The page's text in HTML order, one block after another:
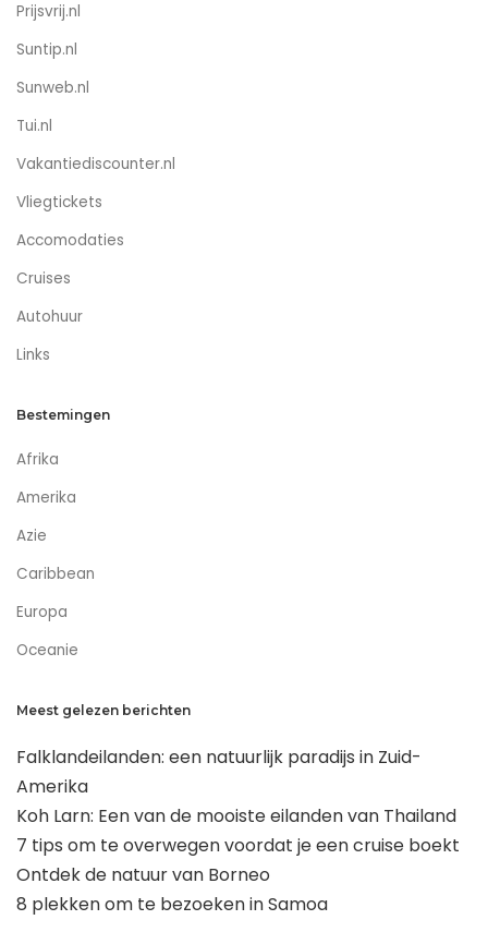
Prijsvrij.nl
Suntip.nl
Sunweb.nl
Tui.nl
Vakantiediscounter.nl
Vliegtickets
Accomodaties
Cruises
Autohuur
Links
Bestemingen
Afrika
Amerika
Azie
Caribbean
Europa
Oceanie
Meest gelezen berichten
Falklandeilanden: een natuurlijk paradijs in Zuid-
Amerika
Koh Larn: Een van de mooiste eilanden van Thailand
7 tips om te overwegen voordat je een cruise boekt
Ontdek de natuur van Borneo
8 plekken om te bezoeken in Samoa